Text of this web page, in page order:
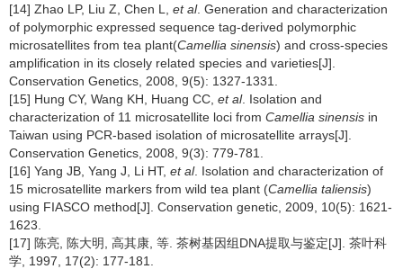
[14] Zhao LP, Liu Z, Chen L, et al. Generation and characterization
of polymorphic expressed sequence tag-derived polymorphic
microsatellites from tea plant(Camellia sinensis) and cross-species
amplification in its closely related species and varieties[J].
Conservation Genetics, 2008, 9(5): 1327-1331.
[15] Hung CY, Wang KH, Huang CC, et al. Isolation and
characterization of 11 microsatellite loci from Camellia sinensis in
Taiwan using PCR-based isolation of microsatellite arrays[J].
Conservation Genetics, 2008, 9(3): 779-781.
[16] Yang JB, Yang J, Li HT, et al. Isolation and characterization of
15 microsatellite markers from wild tea plant (Camellia taliensis)
using FIASCO method[J]. Conservation genetic, 2009, 10(5): 1621-
1623.
[17] 陈亮, 陈大明, 高其康, 等. 茶树基因组DNA提取与鉴定[J]. 茶叶科
学, 1997, 17(2): 177-181.